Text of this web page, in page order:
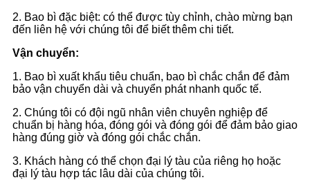
2. Bao bì đặc biệt: có thể được tùy chỉnh, chào mừng bạn
đến liên hệ với chúng tôi để biết thêm chi tiết.
Vận chuyển:
1. Bao bì xuất khẩu tiêu chuẩn, bao bì chắc chắn để đảm
bảo vận chuyển dài và chuyển phát nhanh quốc tế.
2. Chúng tôi có đội ngũ nhân viên chuyên nghiệp để
chuẩn bị hàng hóa, đóng gói và đóng gói để đảm bảo giao
hàng đúng giờ và đóng gói chắc chắn.
3. Khách hàng có thể chọn đại lý tàu của riêng họ hoặc
đại lý tàu hợp tác lâu dài của chúng tôi.